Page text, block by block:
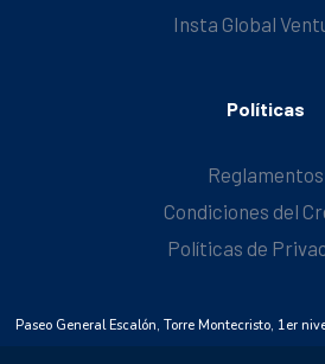
Insta Global
Políticas
Reglamentos
Condiciones del
Políticas de
Paseo General Escalón, Torre Montecristo, 1er